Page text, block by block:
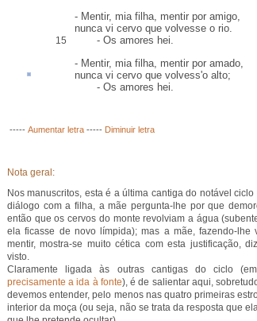
- Mentir, mia filha, mentir por amigo,
nunca vi cervo que volvesse o rio.
15
- Os amores hei.
- Mentir, mia filha, mentir por amado,
nunca vi cervo que volvess'o alto;
- Os amores hei.
----- Aumentar letra ----- Diminuir letra
Nota geral:
Nos manuscritos, esta é a última cantiga do notável
diálogo com a filha, a mãe pergunta-lhe por que
então que os cervos do monte revolviam a água
ela ficasse de novo límpida); mas a mãe, fazendo-
mentir, mostra-se muito cética com esta justificação,
visto.
Claramente ligada às outras cantigas do ciclo
precisamente a ida à fonte), é de salientar aqui,
devemos entender, pelo menos nas quatro primeiras
interior da moça (ou seja, não se trata da resposta que